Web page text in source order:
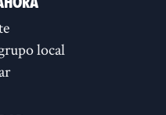
local